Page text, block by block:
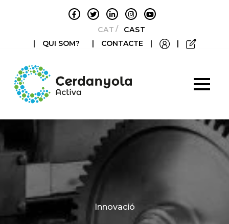
CATALÀCASTELLANO
|
QUI SOM? | CONTACTE | |
Categories
Innovació